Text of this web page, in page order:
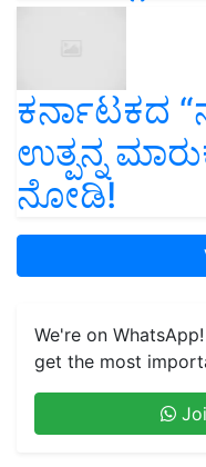
ಕರ್ನಾಟಕದ
ಉತ್ಪನ್ನ
ನೋಡಿ!
We're on
get the most